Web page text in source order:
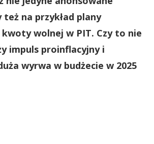
też na przykład plany
kwoty wolnej w PIT. Czy to nie
impuls proinflacyjny i
wyrwa w budżecie w 2025